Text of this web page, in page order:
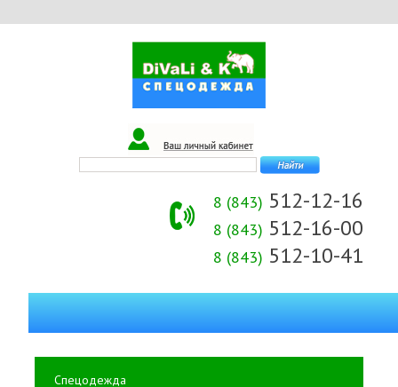
8 (843) 512-12-16
8 (843) 512-16-00
8 (843) 512-10-41
Спецодежда